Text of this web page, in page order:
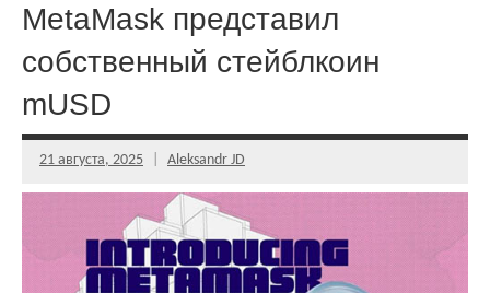
MetaMask представил
собственный стейблкоин
mUSD
21 августа, 2025 Aleksandr JD